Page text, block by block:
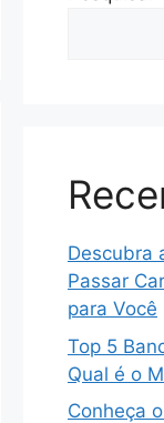
Descubra
Passar
para Você
Top 5
Qual é o
Conheça